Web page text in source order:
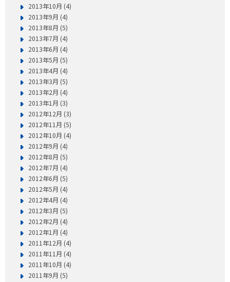
2013年10月 (4)
2013年9月 (4)
2013年8月 (5)
2013年7月 (4)
2013年6月 (4)
2013年5月 (5)
2013年4月 (4)
2013年3月 (5)
2013年2月 (4)
2013年1月 (3)
2012年12月 (3)
2012年11月 (5)
2012年10月 (4)
2012年9月 (4)
2012年8月 (5)
2012年7月 (4)
2012年6月 (5)
2012年5月 (4)
2012年4月 (4)
2012年3月 (5)
2012年2月 (4)
2012年1月 (4)
2011年12月 (4)
2011年11月 (4)
2011年10月 (4)
2011年9月 (5)